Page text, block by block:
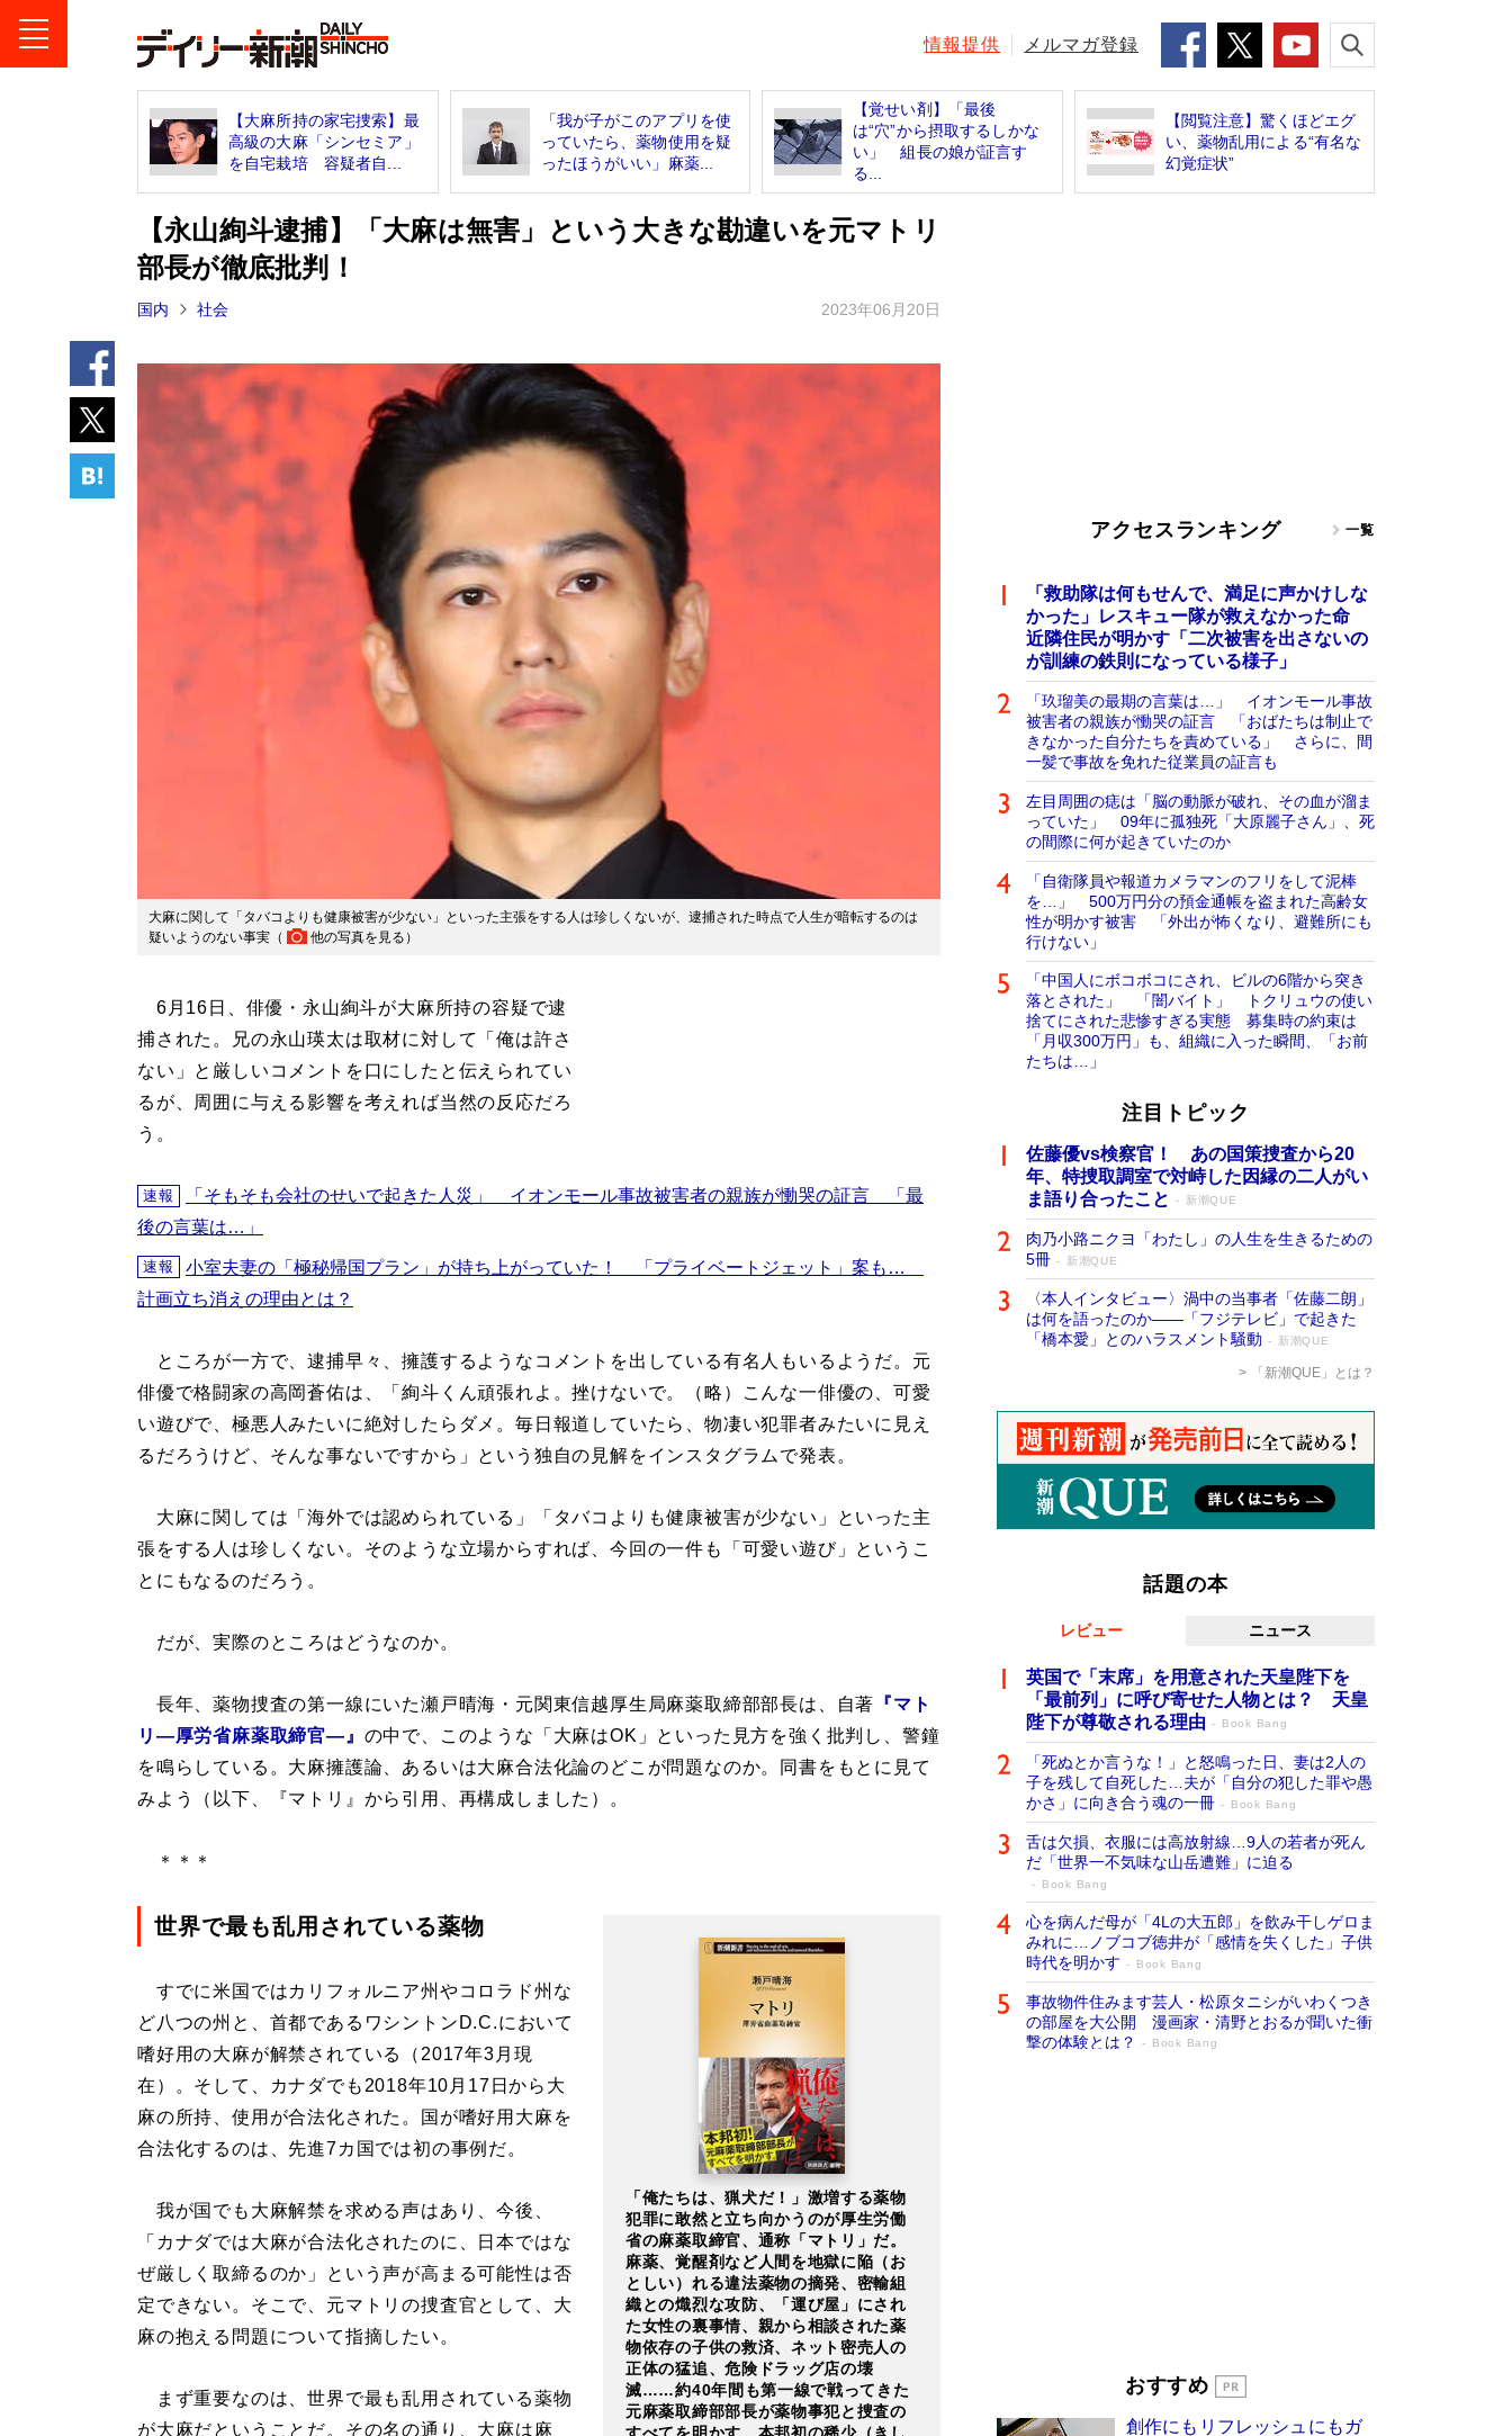
情報提供 メルマガ登録
【大麻所持の家宅捜索】最
高級の大麻「シンセミア」
を自宅栽培 容疑者自...
「我が子がこのアプリを使
っていたら、薬物使用を疑
ったほうがいい」麻薬...
【覚せい剤】「最後
は“穴”から摂取するしかな
い」 組長の娘が証言す
る...
【閲覧注意】驚くほどエグ
い、薬物乱用による“有名な
幻覚症状”
【永山絢斗逮捕】「大麻は無害」という大きな勘違いを元マトリ
部長が徹底批判！
国内 社会 2023年06月20日
大麻に関して「タバコよりも健康被害が少ない」といった主張をする人は珍しくないが、逮捕された時点で人生が暗転するのは
疑いようのない事実（
他の写真を見る ）
6月16日、俳優・永山絢斗が大麻所持の容疑で逮
捕された。兄の永山瑛太は取材に対して「俺は許さ
ない」と厳しいコメントを口にしたと伝えられてい
るが、周囲に与える影響を考えれば当然の反応だろ
う。
速報
「そもそも会社のせいで起きた人災」 イオンモール事故被害者の親族が慟哭の証言 「最
後の言葉は…」
速報
小室夫妻の「極秘帰国プラン」が持ち上がっていた！ 「プライベートジェット」案も…
計画立ち消えの理由とは？
ところが一方で、逮捕早々、擁護するようなコメントを出している有名人もいるようだ。元
俳優で格闘家の高岡蒼佑は、「絢斗くん頑張れよ。挫けないで。（略）こんな一俳優の、可愛
い遊びで、極悪人みたいに絶対したらダメ。毎日報道していたら、物凄い犯罪者みたいに見え
るだろうけど、そんな事ないですから」という独自の見解をインスタグラムで発表。
大麻に関しては「海外では認められている」「タバコよりも健康被害が少ない」といった主
張をする人は珍しくない。そのような立場からすれば、今回の一件も「可愛い遊び」というこ
とにもなるのだろう。
だが、実際のところはどうなのか。
長年、薬物捜査の第一線にいた瀬戸晴海・元関東信越厚生局麻薬取締部部長は、自著 『マト
リ―厚労省麻薬取締官―』 の中で、このような「大麻はOK」といった見方を強く批判し、警鐘
を鳴らしている。大麻擁護論、あるいは大麻合法化論のどこが問題なのか。同書をもとに見て
みよう（以下、『マトリ』から引用、再構成しました）。
＊＊＊
「俺たちは、猟犬だ！」激増する薬物
犯罪に敢然と立ち向かうのが厚生労働
省の麻薬取締官、通称「マトリ」だ。
麻薬、覚醒剤など人間を地獄に陥（お
としい）れる違法薬物の摘発、密輸組
織との熾烈な攻防、「運び屋」にされ
た女性の裏事情、親から相談された薬
物依存の子供の救済、ネット密売人の
正体の猛追、危険ドラッグ店の壊
滅……約40年間も第一線で戦ってきた
元麻薬取締部部長が薬物事犯と捜査の
世界で最も乱用されている薬物
すでに米国ではカリフォルニア州やコロラド州な
ど八つの州と、首都であるワシントンD.C.において
嗜好用の大麻が解禁されている（2017年3月現
在）。そして、カナダでも2018年10月17日から大
麻の所持、使用が合法化された。国が嗜好用大麻を
合法化するのは、先進7カ国では初の事例だ。
我が国でも大麻解禁を求める声はあり、今後、
「カナダでは大麻が合法化されたのに、日本ではな
ぜ厳しく取締るのか」という声が高まる可能性は否
定できない。そこで、元マトリの捜査官として、大
麻の抱える問題について指摘したい。
まず重要なのは、世界で最も乱用されている薬物
が大麻だということだ。その名の通り、大麻は麻
アクセスランキング 一覧
「救助隊は何もせんで、満足に声かけしな
かった」レスキュー隊が救えなかった命
近隣住民が明かす「二次被害を出さないの
が訓練の鉄則になっている様子」
「玖瑠美の最期の言葉は…」 イオンモール事故
被害者の親族が慟哭の証言 「おばたちは制止で
きなかった自分たちを責めている」 さらに、間
一髪で事故を免れた従業員の証言も
左目周囲の痣は「脳の動脈が破れ、その血が溜ま
っていた」 09年に孤独死「大原麗子さん」、死
の間際に何が起きていたのか
「自衛隊員や報道カメラマンのフリをして泥棒
を…」 500万円分の預金通帳を盗まれた高齢女
性が明かす被害 「外出が怖くなり、避難所にも
行けない」
「中国人にボコボコにされ、ビルの6階から突き
落とされた」 「闇バイト」 トクリュウの使い
捨てにされた悲惨すぎる実態 募集時の約束は
「月収300万円」も、組織に入った瞬間、「お前
たちは…」
注目トピック
佐藤優vs検察官！ あの国策捜査から20
年、特捜取調室で対峙した因縁の二人がい
ま語り合ったこと
新潮QUE
肉乃小路ニクヨ「わたし」の人生を生きるための
5冊
新潮QUE
〈本人インタビュー〉渦中の当事者「佐藤二朗」
は何を語ったのか――「フジテレビ」で起きた
「橋本愛」とのハラスメント騒動
新潮QUE
「新潮QUE」とは？
話題の本
レビュー ニュース
英国で「末席」を用意された天皇陛下を
「最前列」に呼び寄せた人物とは？ 天皇
陛下が尊敬される理由
Book Bang
「死ぬとか言うな！」と怒鳴った日、妻は2人の
子を残して自死した…夫が「自分の犯した罪や愚
かさ」に向き合う魂の一冊
Book Bang
舌は欠損、衣服には高放射線…9人の若者が死ん
だ「世界一不気味な山岳遭難」に迫る
Book Bang
心を病んだ母が「4Lの大五郎」を飲み干しゲロま
みれに…ノブコブ徳井が「感情を失くした」子供
時代を明かす
Book Bang
事故物件住みます芸人・松原タニシがいわくつき
の部屋を大公開 漫画家・清野とおるが聞いた衝
撃の体験とは？
Book Bang
占 上半期1位にも選出［新書ベストセラー］
おすすめ
創作にもリフレッシュにもガ